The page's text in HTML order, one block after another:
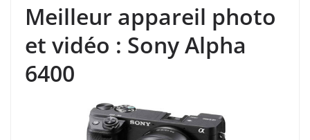
Meilleur appareil photo
et vidéo : Sony Alpha
6400